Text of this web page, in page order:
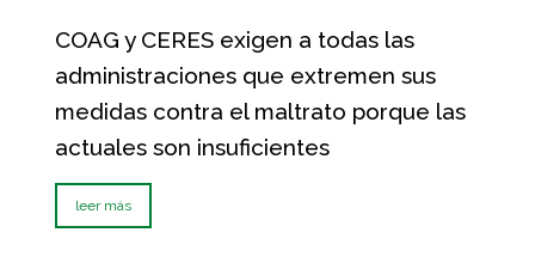
COAG y CERES exigen a todas las
administraciones que extremen sus
medidas contra el maltrato porque las
actuales son insuficientes
leer más